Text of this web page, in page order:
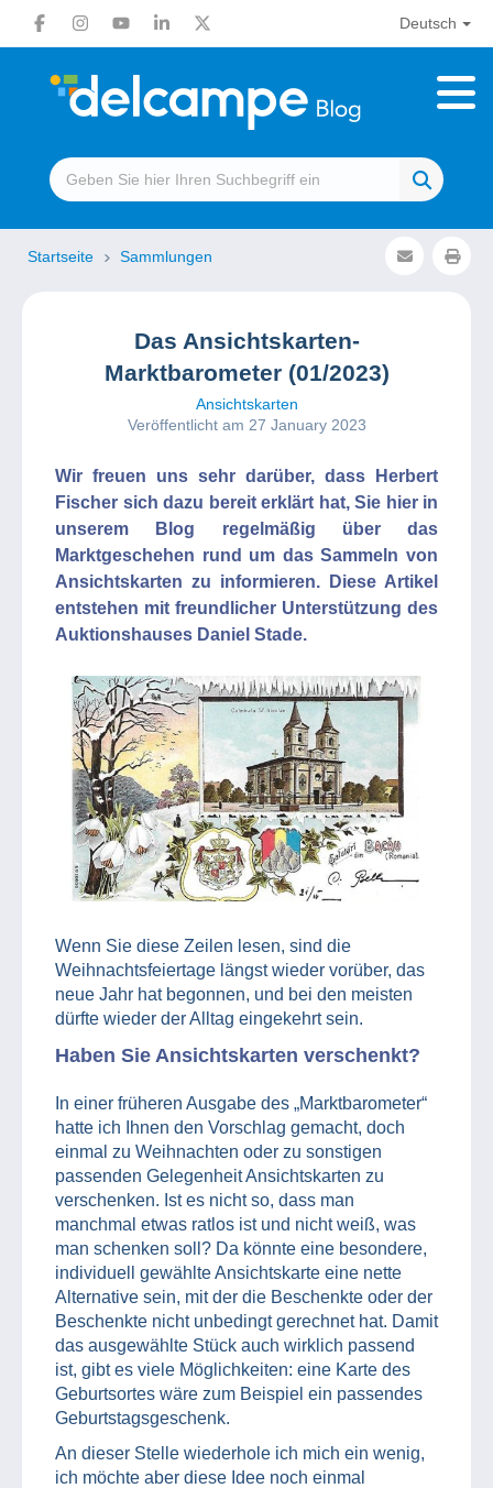
Deutsch
Startseite Sammlungen
Das Ansichtskarten-
Marktbarometer (01/2023)
Ansichtskarten
Veröffentlicht am 27 January 2023
Wir freuen uns sehr darüber, dass Herbert
Fischer sich dazu bereit erklärt hat, Sie hier in
unserem Blog regelmäßig über das
Marktgeschehen rund um das Sammeln von
Ansichtskarten zu informieren. Diese Artikel
entstehen mit freundlicher Unterstützung des
Auktionshauses Daniel Stade.
Wenn Sie diese Zeilen lesen, sind die
Weihnachtsfeiertage längst wieder vorüber, das
neue Jahr hat begonnen, und bei den meisten
dürfte wieder der Alltag eingekehrt sein.
Haben Sie Ansichtskarten verschenkt?
In einer früheren Ausgabe des „Marktbarometer“
hatte ich Ihnen den Vorschlag gemacht, doch
einmal zu Weihnachten oder zu sonstigen
passenden Gelegenheit Ansichtskarten zu
verschenken. Ist es nicht so, dass man
manchmal etwas ratlos ist und nicht weiß, was
man schenken soll? Da könnte eine besondere,
individuell gewählte Ansichtskarte eine nette
Alternative sein, mit der die Beschenkte oder der
Beschenkte nicht unbedingt gerechnet hat. Damit
das ausgewählte Stück auch wirklich passend
ist, gibt es viele Möglichkeiten: eine Karte des
Geburtsortes wäre zum Beispiel ein passendes
Geburtstagsgeschenk.
An dieser Stelle wiederhole ich mich ein wenig,
ich möchte aber diese Idee noch einmal